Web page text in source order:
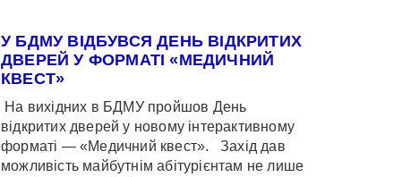
У БДМУ ВІДБУВСЯ ДЕНЬ ВІДКРИТИХ
ДВЕРЕЙ У ФОРМАТІ «МЕДИЧНИЙ
КВЕСТ»
На вихідних в БДМУ пройшов День
відкритих дверей у новому інтерактивному
форматі — «Медичний квест». Захід дав
можливість майбутнім абітурієнтам не лише